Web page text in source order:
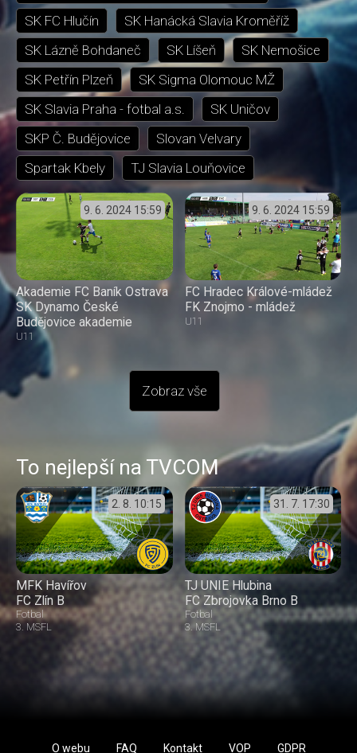
SK FC Hlučín
SK Hanácká Slavia Kroměříž
SK Lázně Bohdaneč
SK Líšeň
SK Nemošice
SK Petřín Plzeň
SK Sigma Olomouc MŽ
SK Slavia Praha - fotbal a.s.
SK Uničov
SKP Č. Budějovice
Slovan Velvary
Spartak Kbely
TJ Slavia Louňovice
9. 6. 2024 15:59
Akademie FC Baník Ostrava
SK Dynamo České
Budějovice akademie
U11
9. 6. 2024 15:59
FC Hradec Králové-mládež
FK Znojmo - mládež
U11
Zobraz vše
To nejlepší na TVCOM
2. 8. 10:15
MFK Havířov
FC Zlín B
Fotbal
3. MSFL
31. 7. 17:30
TJ UNIE Hlubina
FC Zbrojovka Brno B
Fotbal
3. MSFL
O webu FAQ Kontakt VOP GDPR